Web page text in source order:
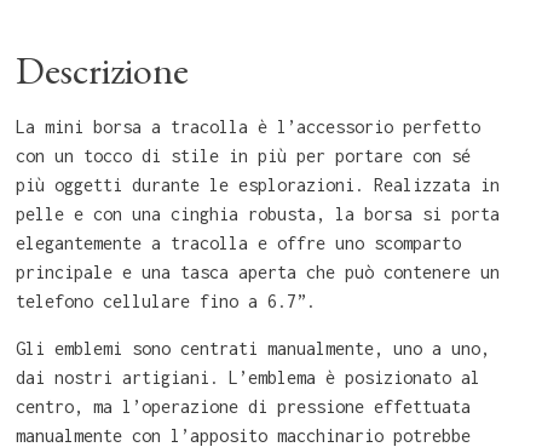
Descrizione
La mini borsa a tracolla è l’accessorio perfetto
con un tocco di stile in più per portare con sé
più oggetti durante le esplorazioni. Realizzata in
pelle e con una cinghia robusta, la borsa si porta
elegantemente a tracolla e offre uno scomparto
principale e una tasca aperta che può contenere un
telefono cellulare fino a 6.7”.
Gli emblemi sono centrati manualmente, uno a uno,
dai nostri artigiani. L’emblema è posizionato al
centro, ma l’operazione di pressione effettuata
manualmente con l’apposito macchinario potrebbe